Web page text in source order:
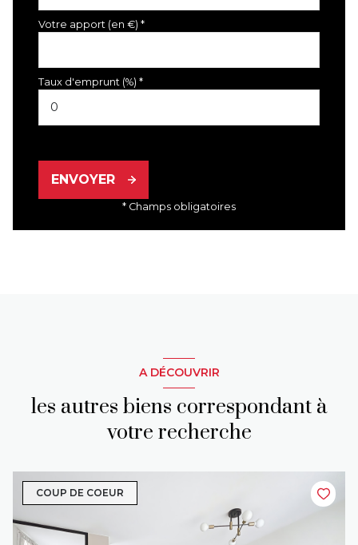
Votre apport (en €) *
Taux d'emprunt (%) *
ENVOYER
* Champs obligatoires
A DÉCOUVRIR
les autres biens correspondant à
votre recherche
COUP DE COEUR